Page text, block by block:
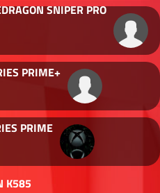
SNIPER PRO
PRIME+
PRIME
K585